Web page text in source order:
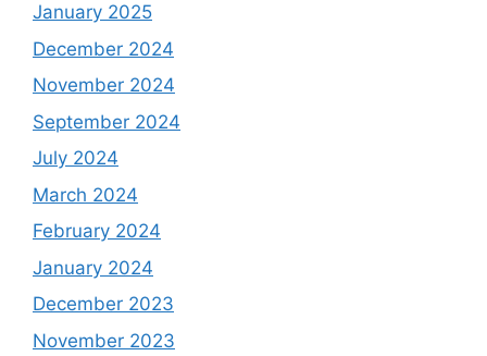
January 2025
December 2024
November 2024
September 2024
July 2024
March 2024
February 2024
January 2024
December 2023
November 2023